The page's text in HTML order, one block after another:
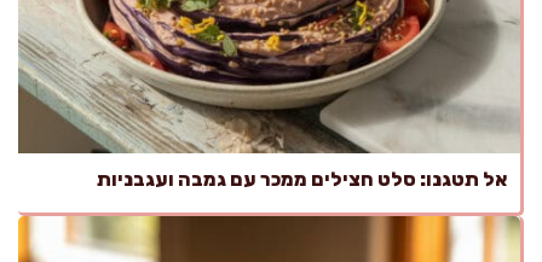
אל תטגנו: סלט חצילים ממכר עם גמבה ועגבניות